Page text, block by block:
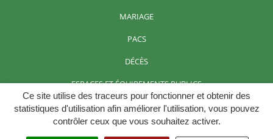
Ce site utilise des traceurs pour fonctionner et obtenir des
statistiques d'utilisation afin améliorer l'utilisation, vous pouvez
contrôler ceux que vous souhaitez activer.
MARIAGE
PACS
DÉCÈS
ESPACES ET ÉQUIPEMENTS PUBLICS
LOCATION DE SALLES
GÎTES ET CHAMBRES D’HÔTES